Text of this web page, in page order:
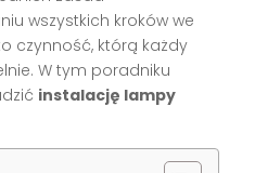
wszystkich kroków we
czynność, którą każdy
W tym poradniku
instalację lampy